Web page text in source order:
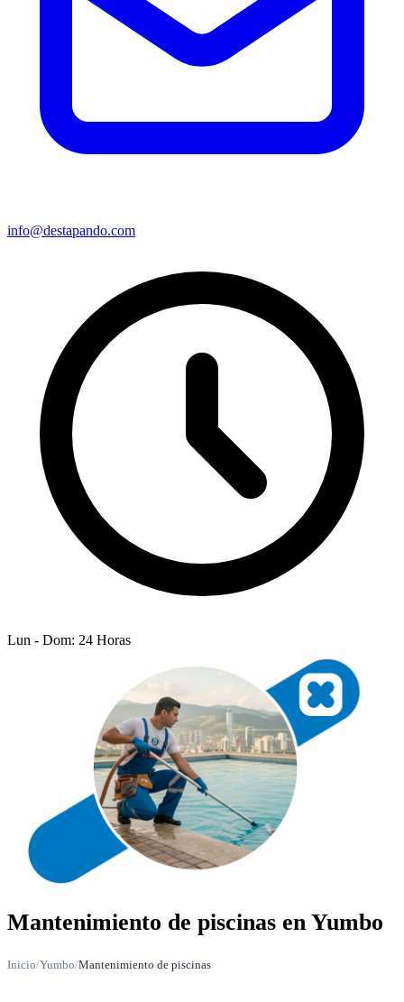
info@destapando.com
Lun - Dom: 24 Horas
Mantenimiento de piscinas en Yumbo
Inicio/Yumbo/Mantenimiento de piscinas